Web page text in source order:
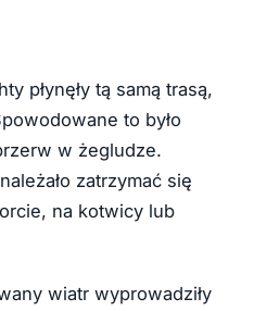
płynęły tą samą trasą,
to było
w żegludze.
zatrzymać się
na kotwicy lub
wiatr wyprowadziły